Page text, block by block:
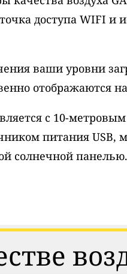
доступа WIFI и
ваши уровни
отображаются
с 10-
питания
солнечной панелью.